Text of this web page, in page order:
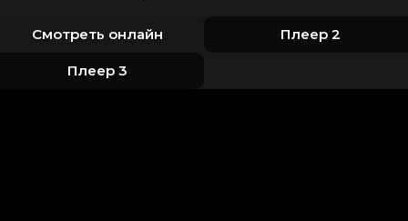
Смотреть онлайн Плеер 2
Плеер 3